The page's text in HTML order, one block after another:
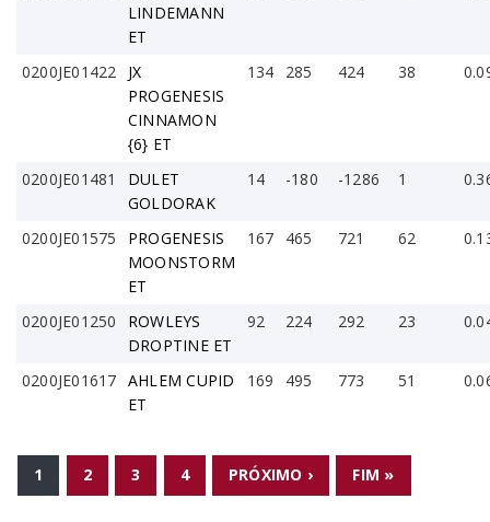
LINDEMANN
ET
0200JE01422
JX
PROGENESIS
CINNAMON
{6} ET
134 285 424 38
0200JE01481
DULET
GOLDORAK
14 -180 -1286 1
0200JE01575
PROGENESIS
MOONSTORM
ET
167 465 721 62
0200JE01250
ROWLEYS
DROPTINE ET
92 224 292 23
0200JE01617 AHLEM CUPID
ET
169 495 773 51
1 2 3 4 PRÓXIMO › FIM »